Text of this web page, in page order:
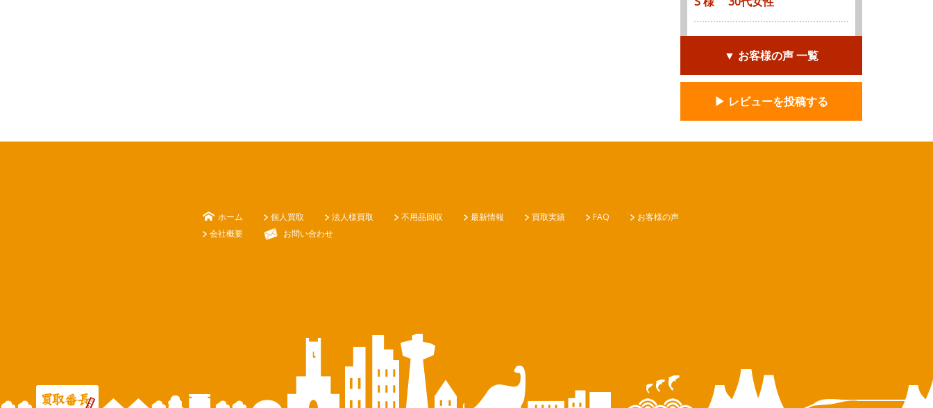
▼ お客様の声 一覧
▶︎ レビューを投稿する
ホーム 個人買取 法人様買取 不用品回収 最新情報 買取実績 FAQ
お客様の声
会社概要
お問い合わせ